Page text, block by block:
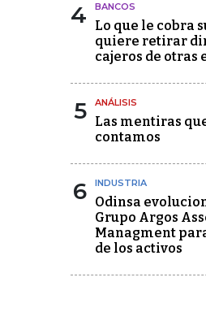
4 BANCOS
Lo que le cobra
quiere retirar
cajeros de otras
5 ANÁLISIS
Las mentiras
contamos
6 INDUSTRIA
Odinsa
Grupo Argos
Managment
de los activos